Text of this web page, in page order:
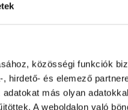
közösségi funkciók
hirdető- és elemező
más olyan
A weboldalon való
élőben közvetíti a Sport
hiszen ezzel a
Aréna április 21-én,
amelyet az